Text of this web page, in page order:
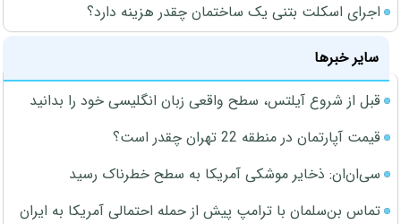
اجرای اسکلت بتنی یک ساختمان چقدر هزینه دارد؟
سایر خبرها
قبل از شروع آیلتس، سطح واقعی زبان انگلیسی خود را بدانید
قیمت آپارتمان در منطقه 22 تهران چقدر است؟
سی‌ان‌ان: ذخایر موشکی آمریکا به سطح خطرناک رسید
تماس بن‌سلمان با ترامپ پیش از حمله احتمالی آمریکا به ایران